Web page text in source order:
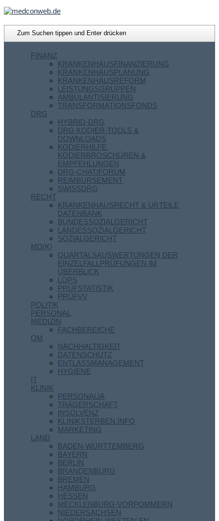
FINANZ
KRANKENHAUSFINANZIERUNG
KRANKENHAUSPLANUNG
KRANKENHAUSREFORM
LEISTUNGSGRUPPEN
AMBULANTISIERUNG
TRANSFORMATIONSFONDS
DRG
HYBRID-DRG
DRG KODIER-TOOLS &
DOWNLOADS
KODIERHILFE,
KODIERBROSCHÜREN &
EMPFEHLUNGEN
DRG-CHAT/FORUM
REIMBURSEMENT
SWISSDRG
RECHT
KRANKENHAUSRECHT & URTEILE
DATENBANK
BUNDESSOZIALGERICHT
LANDESSOZIALGERICHT
SOZIALGERICHT
MD(K)
QUARTALSAUSWERTUNGEN DER
EINZELFALLPRÜFUNGEN IM
ÜBERBLICK
LOPS
PRÜFSTATISTIK
PRÜFVV
POLITIK
PERSONAL
MEDIZIN
FACHBEREICHE
QM
NACHHALTIGKEIT
DATENSCHUTZ
ENTLASSMANAGEMENT
HYGIENE
IT
KLINIK
PERSONALIA
TRÄGERSCHAFT
INSOLVENZ
KLINIKSTERBEN.INFO
MARKETING
LAND
BADEN-WÜRTTEMBERG
BAYERN
BERLIN
BRANDENBURG
BREMEN
HAMBURG
HESSEN
MECKLENBURG-VORPOMMERN
NIEDERSACHSEN